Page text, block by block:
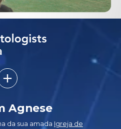
Agnese
da sua amada Igreja de